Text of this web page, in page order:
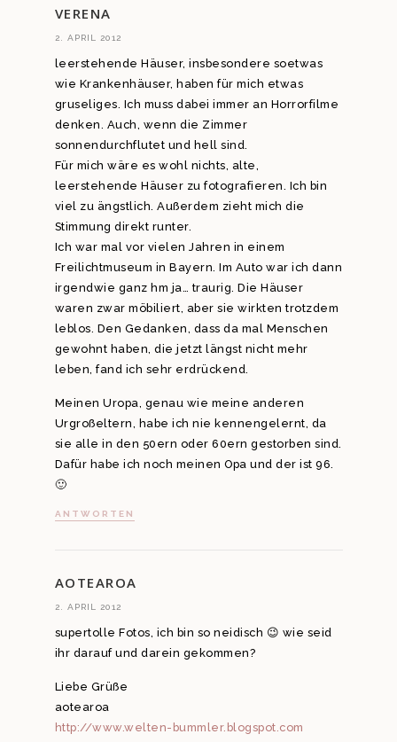
VERENA
2. APRIL 2012
leerstehende Häuser, insbesondere soetwas
wie Krankenhäuser, haben für mich etwas
gruseliges. Ich muss dabei immer an Horrorfilme
denken. Auch, wenn die Zimmer
sonnendurchflutet und hell sind.
Für mich wäre es wohl nichts, alte,
leerstehende Häuser zu fotografieren. Ich bin
viel zu ängstlich. Außerdem zieht mich die
Stimmung direkt runter.
Ich war mal vor vielen Jahren in einem
Freilichtmuseum in Bayern. Im Auto war ich dann
irgendwie ganz hm ja… traurig. Die Häuser
waren zwar möbiliert, aber sie wirkten trotzdem
leblos. Den Gedanken, dass da mal Menschen
gewohnt haben, die jetzt längst nicht mehr
leben, fand ich sehr erdrückend.
Meinen Uropa, genau wie meine anderen
Urgroßeltern, habe ich nie kennengelernt, da
sie alle in den 50ern oder 60ern gestorben sind.
Dafür habe ich noch meinen Opa und der ist 96.
🙂
ANTWORTEN
AOTEAROA
2. APRIL 2012
supertolle Fotos, ich bin so neidisch 😉 wie seid
ihr darauf und darein gekommen?
Liebe Grüße
aotearoa
http://www.welten-bummler.blogspot.com